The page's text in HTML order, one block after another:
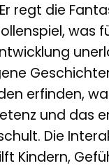
regt die
was
erfinden,
und das
Die
Kindern,